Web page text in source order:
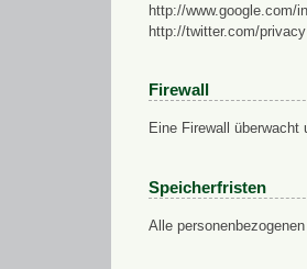
http://www.google.com/
http://twitter.com/privacy
Firewall
Eine Firewall
Speicherfristen
Alle